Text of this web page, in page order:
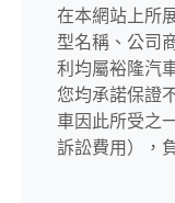
在本網站上所
型名稱、公司
利均屬裕隆汽
您均承諾保證
車因此所受之
訴訟費用），